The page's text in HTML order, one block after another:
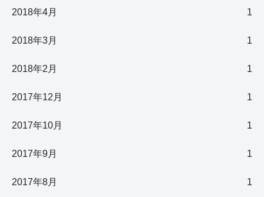
2018年4月 1
2018年3月 1
2018年2月 1
2017年12月 1
2017年10月 1
2017年9月 1
2017年8月 1